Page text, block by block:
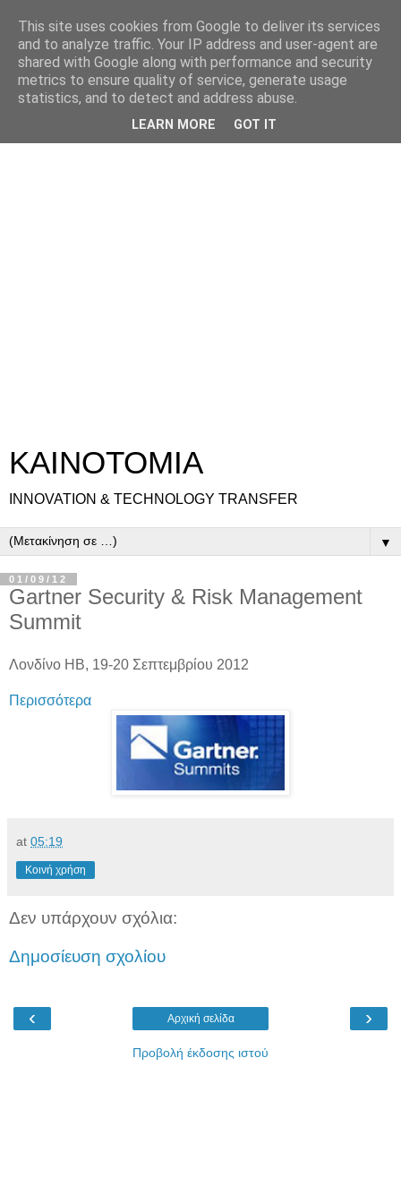
ΚΑΙΝΟΤΟΜΙΑ
INNOVATION & TECHNOLOGY TRANSFER
▼
01/09/12
Gartner Security & Risk Management
Summit
Λονδίνο ΗΒ, 19-20 Σεπτεμβρίου 2012
Περισσότερα
at 05:19
Κοινή χρήση
Δεν υπάρχουν σχόλια:
Δημοσίευση σχολίου
‹ ›
Αρχική σελίδα
Προβολή έκδοσης ιστού
This site uses cookies from Google to deliver its services
and to analyze traffic. Your IP address and user-agent are
shared with Google along with performance and security
metrics to ensure quality of service, generate usage
statistics, and to detect and address abuse.
LEARN MORE GOT IT